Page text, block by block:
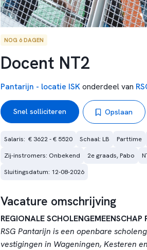
NOG 6 DAGEN
Docent NT2
Pantarijn - locatie ISKonderdeel van
Snel solliciteren Opslaan
Salaris:  € 3622 - € 5520 Schaal: LB Parttime
Zij-instromers: Onbekend
2e graads, Pabo
Sluitingsdatum: 12-08-2026
Vacature omschrijving
REGIONALE SCHOLENGEMEENSCHAP
RSG Pantarijn is een openbare
vestigingen in Wageningen, Kesteren